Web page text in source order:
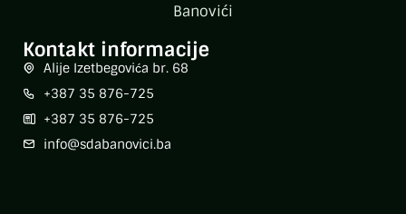
Banovići
Kontakt informacije
Alije Izetbegovića br. 68
+387 35 876-725
+387 35 876-725
info@sdabanovici.ba